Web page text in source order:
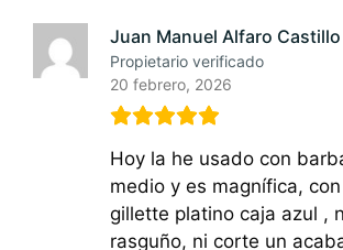
Juan Manuel Alfaro Castillo
Propietario verificado
20 febrero, 2026
Hoy la he usado con
medio y es magnífica,
gillette platino caja azul ,
rasguño, ni corte un